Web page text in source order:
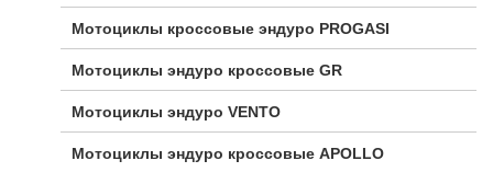
Мотоциклы кроссовые эндуро PROGASI
Мотоциклы эндуро кроссовые GR
Мотоциклы эндуро VENTO
Мотоциклы эндуро кроссовые APOLLO